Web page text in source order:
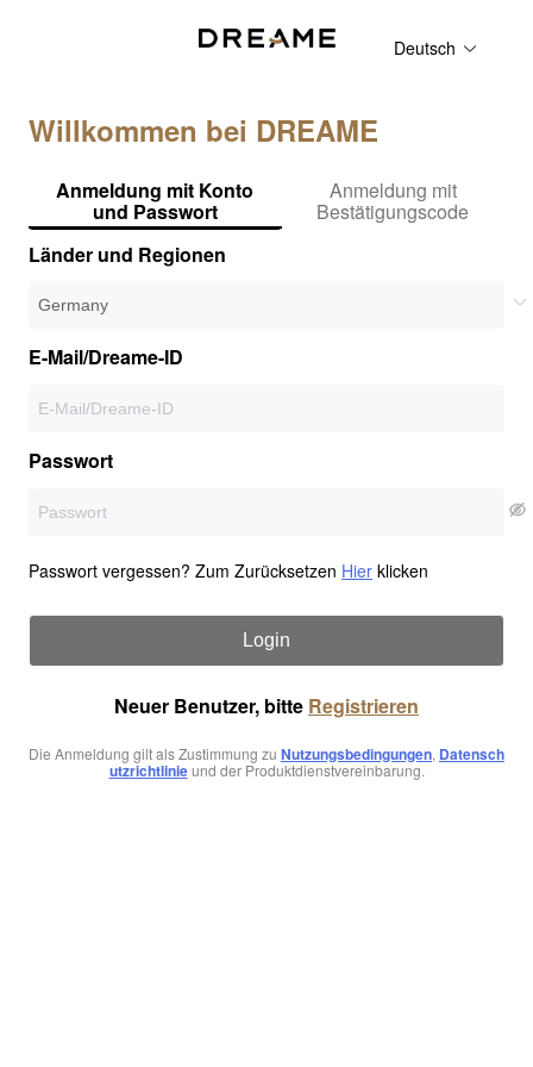
Deutsch
Willkommen bei DREAME
Anmeldung mit Konto
und Passwort
Anmeldung mit
Bestätigungscode
Länder und Regionen
E-Mail/Dreame-ID
Passwort
Passwort vergessen? Zum Zurücksetzen Hier klicken
Login
Neuer Benutzer, bitte Registrieren
Die Anmeldung gilt als Zustimmung zu Nutzungsbedingungen, Datensch
utzrichtlinieund der Produktdienstvereinbarung.